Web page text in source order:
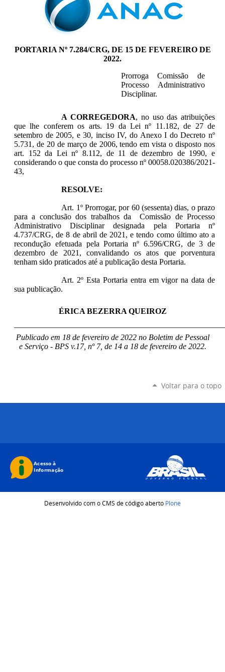
PORTARIA Nº 7.284/CRG, DE 15 DE FEVEREIRO DE
2022.
Prorroga Comissão de
Processo Administrativo
Disciplinar.
A CORREGEDORA, no uso das atribuições
que lhe conferem os arts. 19 da Lei nº 11.182, de 27 de
setembro de 2005, e 30, inciso IV, do Anexo I do Decreto nº
5.731, de 20 de março de 2006, tendo em vista o disposto nos
art. 152 da Lei nº 8.112, de 11 de dezembro de 1990, e
considerando o que consta do processo nº 00058.020386/2021-
43,
RESOLVE:
Art. 1º Prorrogar, por 60 (sessenta) dias, o prazo
para a conclusão dos trabalhos da Comissão de Processo
Administrativo Disciplinar designada pela Portaria nº
4.737/CRG, de 8 de abril de 2021, e tendo como último ato a
recondução efetuada pela Portaria nº 6.596/CRG, de 3 de
dezembro de 2021, convalidando os atos que porventura
tenham sido praticados até a publicação desta Portaria.
Art. 2º Esta Portaria entra em vigor na data de
sua publicação.
ÉRICA BEZERRA QUEIROZ
Publicado em 18 de fevereiro de 2022 no Boletim de Pessoal
e Serviço - BPS v.17, nº 7, de 14 a 18 de fevereiro de 2022.
Voltar para o topo
Desenvolvido com o CMS de código aberto Plone